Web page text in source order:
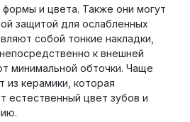
и цвета. Также они могут
защитой для ослабленных
собой тонкие накладки,
к внешней
минимальной обточки. Чаще
из керамики, которая
естественный цвет зубов и